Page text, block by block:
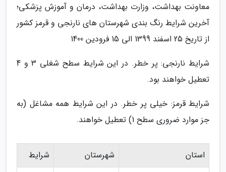
معاونت بهداشت، وزارت بهداشت، درمان و آموزش پزشکی؛
آخرین شرایط رنگ­ بندی شهرستان­ های نارنجی و قرمز کشور
از تاریخ 25 اسفند 1399 الی 15 فرودین 1400
شرایط نارنجی: پر خطر. در این شرایط سطح شغلی 3 و 4
تعطیل خواهند بود.
شرایط قرمز: خیلی پر خطر. در این شرایط همه مشاغل (به
جز موارد ضروری سطح 1) تعطیل خواهند.
استان شهرستان
شرایط